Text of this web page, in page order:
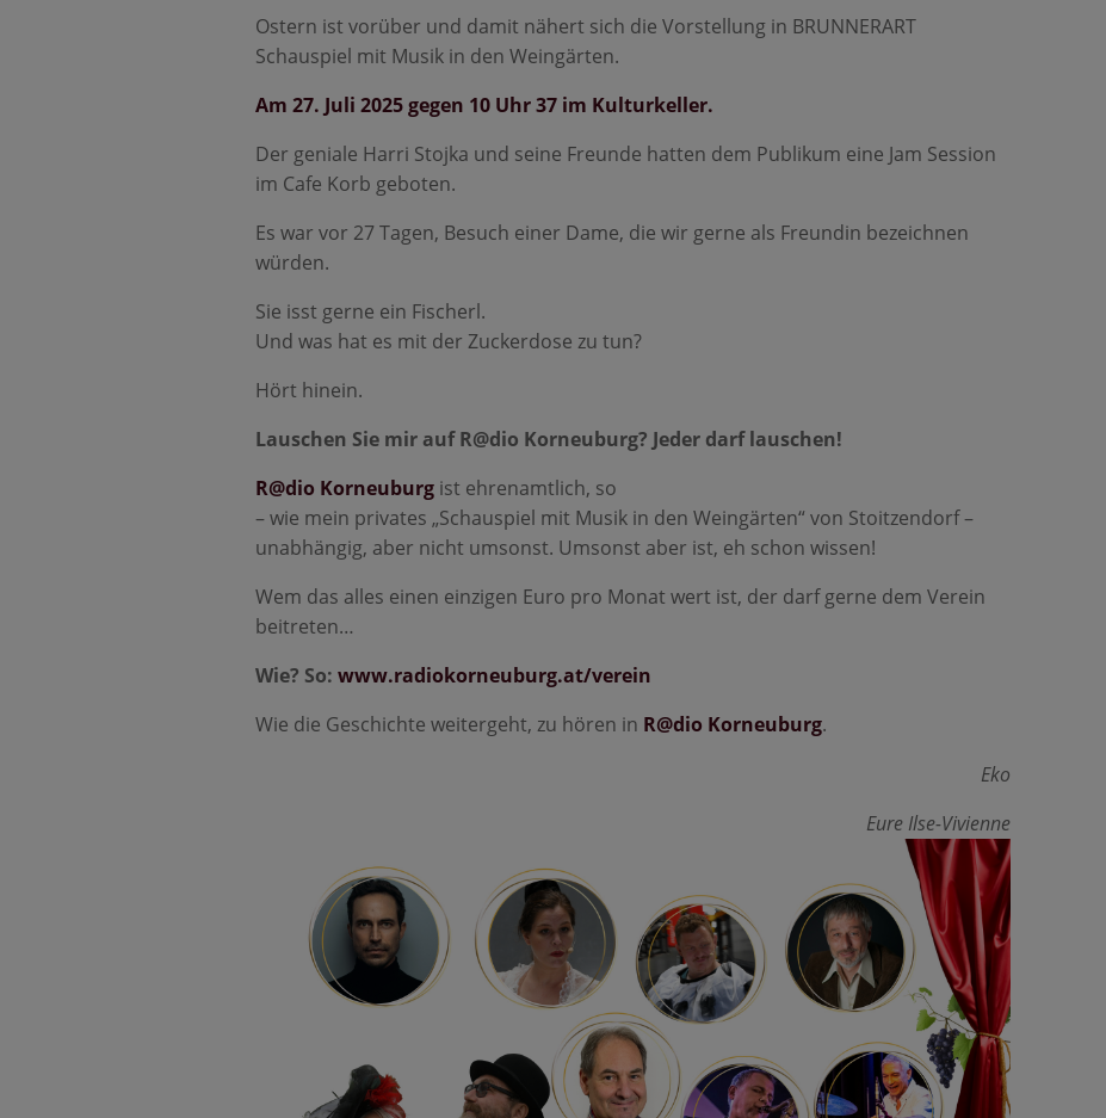
Ostern ist vorüber und damit nähert sich die Vorstellung in BRUNNERART
Schauspiel mit Musik in den Weingärten.
Am 27. Juli 2025 gegen 10 Uhr 37 im Kulturkeller.
Der geniale Harri Stojka und seine Freunde hatten dem Publikum eine Jam Session
im Cafe Korb geboten.
Es war vor 27 Tagen, Besuch einer Dame, die wir gerne als Freundin bezeichnen
würden.
Sie isst gerne ein Fischerl.
Und was hat es mit der Zuckerdose zu tun?
Hört hinein.
Lauschen Sie mir auf R@dio Korneuburg? Jeder darf lauschen!
R@dio Korneuburgist ehrenamtlich, so
– wie mein privates „Schauspiel mit Musik in den Weingärten“ von Stoitzendorf –
unabhängig, aber nicht umsonst. Umsonst aber ist, eh schon wissen!
Wem das alles einen einzigen Euro pro Monat wert ist, der darf gerne dem Verein
beitreten…
Wie? So: www.radiokorneuburg.at/verein
Wie die Geschichte weitergeht, zu hören in R@dio Korneuburg.
Eko
Eure Ilse-Vivienne